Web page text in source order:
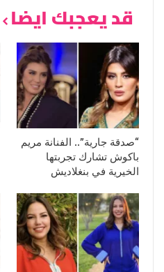
قد يعجبك ايضا
“صدقة جارية”.. الفنانة مريم
باكوش تشارك تجربتها
الخيرية في بنغلاديش